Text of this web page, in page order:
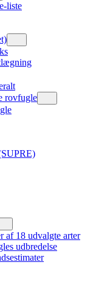
liste
rovfugle
af 18 udvalgte arter
udbredelse